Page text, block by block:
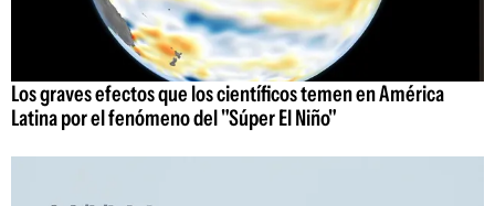
Los graves efectos que los científicos temen en América
Latina por el fenómeno del "Súper El Niño"